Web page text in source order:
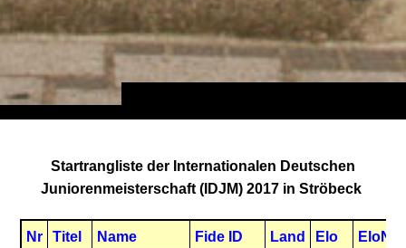
Startrangliste der Internationalen Deutschen
Juniorenmeisterschaft (IDJM) 2017 in Ströbeck
Nr Titel Name Fide ID Land Elo EloN